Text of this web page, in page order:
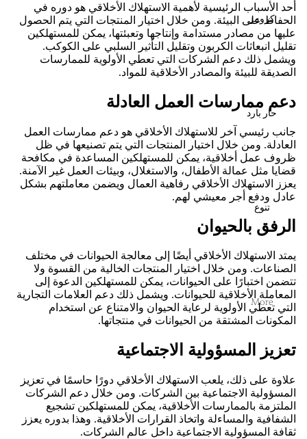
كرومز
حار بارد
تنوع
More
أحد الأسباب الرئيسية لأهمية الاستهلاك الأخلاقي هو دوره في
الحفاظ على البيئة. ومن خلال اختيار المنتجات التي يتم الحصول
عليها من مصادر مستدامة وإنتاجها وتعبئتها، يمكن للمستهلكين
تقليل انبعاثات الكربون وتقليل التأثير السلبي على الكوكب.
ويشمل ذلك دعم الشركات التي تعطي الأولوية للممارسات
الصديقة للبيئة والمصادر الأخلاقية للمواد.
دعم ممارسات العمل العادلة
جانب رئيسي آخر للاستهلاك الأخلاقي هو دعم ممارسات العمل
العادلة. ومن خلال اختيار المنتجات التي يتم تصنيعها في ظل
ظروف عمل أخلاقية، يمكن للمستهلكين المساعدة في مكافحة
قضايا مثل عمالة الأطفال، والاستغلال، وبيئات العمل غير الآمنة.
يعزز الاستهلاك الأخلاقي رفاهية العمال ويضمن معاملتهم بشكل
عادل ودفع أجر معيشي لهم.
الرفق بالحيوان
يمتد الاستهلاك الأخلاقي أيضًا إلى معالجة الحيوانات في مختلف
الصناعات. ومن خلال اختيار المنتجات الخالية من القسوة ولا
تتضمن اختبارًا على الحيوانات، يمكن للمستهلكين الدعوة إلى
المعاملة الأخلاقية للحيوانات. ويشمل ذلك دعم العلامات التجارية
التي تعطي الأولوية لرعاية الحيوان والامتناع عن استخدام
المكونات المشتقة من الحيوانات في منتجاتها.
تعزيز المسؤولية الاجتماعية
علاوة على ذلك، يلعب الاستهلاك الأخلاقي دورًا حاسمًا في تعزيز
المسؤولية الاجتماعية بين الشركات. ومن خلال دعم الشركات
الملتزمة بالممارسات الأخلاقية، يمكن للمستهلكين تشجيع
الشفافية والمساءلة واتخاذ القرارات الأخلاقية. وهذا بدوره يعزز
ثقافة المسؤولية الاجتماعية داخل عالم الشركات.